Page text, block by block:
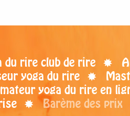
du rire club de rire
yoga du rire
yoga du rire en
Barème des prix